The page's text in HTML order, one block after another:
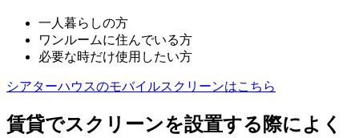
一人暮らしの方
ワンルームに住んでいる方
必要な時だけ使用したい方
シアターハウスのモバイルスクリーンはこちら
賃貸でスクリーンを設置する際によく